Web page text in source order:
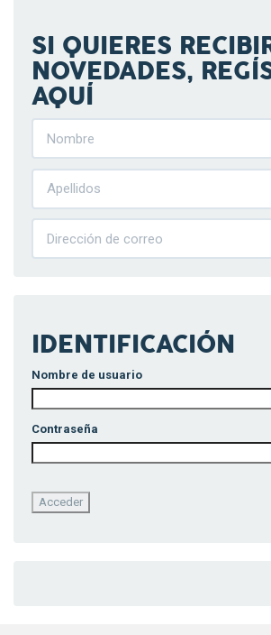
SI QUIERES
NOVEDADES,
AQUÍ
IDENTIFICACIÓN
Nombre de usuario
Contraseña